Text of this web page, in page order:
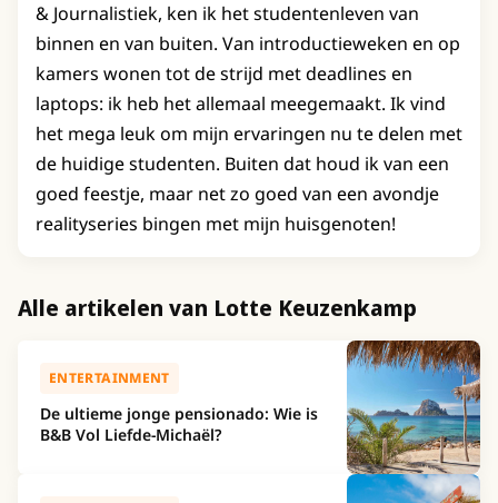
& Journalistiek, ken ik het studentenleven van
binnen en van buiten. Van introductieweken en op
kamers wonen tot de strijd met deadlines en
laptops: ik heb het allemaal meegemaakt. Ik vind
het mega leuk om mijn ervaringen nu te delen met
de huidige studenten. Buiten dat houd ik van een
goed feestje, maar net zo goed van een avondje
realityseries bingen met mijn huisgenoten!
Alle artikelen van Lotte Keuzenkamp
ENTERTAINMENT
De ultieme jonge pensionado: Wie is
B&B Vol Liefde-Michaël?